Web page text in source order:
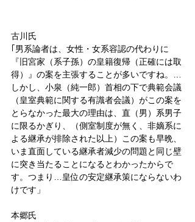
古川氏
｢男系論者は、女性・女系容認の代わりに
『旧宮家（系子孫）の皇籍復帰（正確には取
得）』の案を主張することが多いですね。…
しかし、小泉（純一郎）首相の下で典範会議
（皇室典範に関する有識者会議）がこの案を
とらなかった最大の理由は、直（男）系男子
に限るかぎり、（側室制度が無く、非嫡系に
よる継承が排除された以上）この案も早晩、
いま直面している継承者減少の問題と同じ壁
に突き当たることになるとわかったからで
す。つまり…皇位の安定継承策にならないわ
けです」
本郷氏